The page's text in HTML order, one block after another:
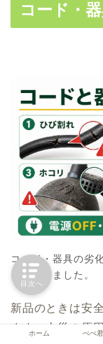
コード・
コード・器具の劣
く整理しました。
新品のときは安
ます。火災の原
ホーム ぺぺ
目次へ